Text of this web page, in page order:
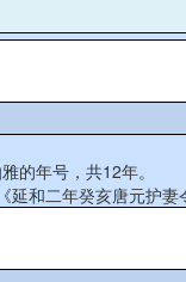
的年号，共12年。
和二年癸亥唐元护妻